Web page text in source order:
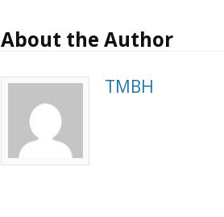
About the Author
TMBH